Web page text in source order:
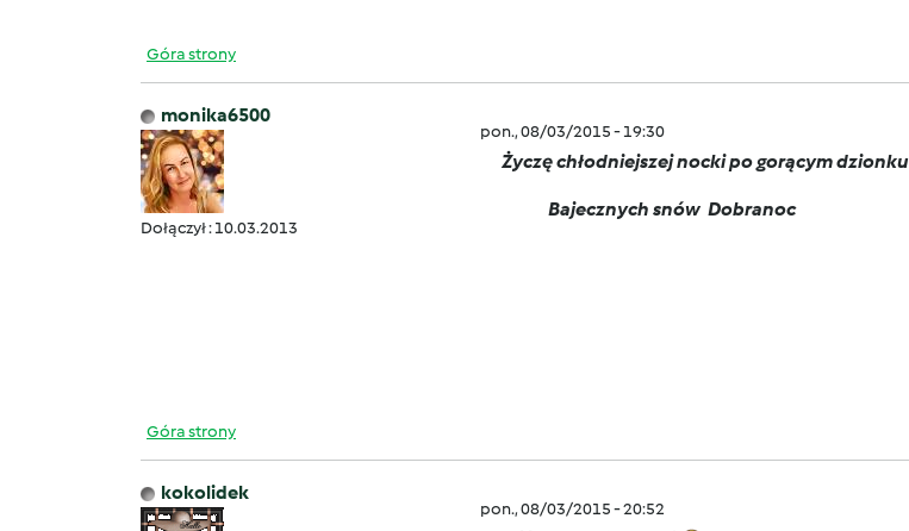
Góra strony
monika6500
Dołączył : 10.03.2013
pon., 08/03/2015 - 19:30
Życzę chłodniejszej nocki po gorącym dzionku
Bajecznych snów Dobranoc
Góra strony
kokolidek
pon., 08/03/2015 - 20:52